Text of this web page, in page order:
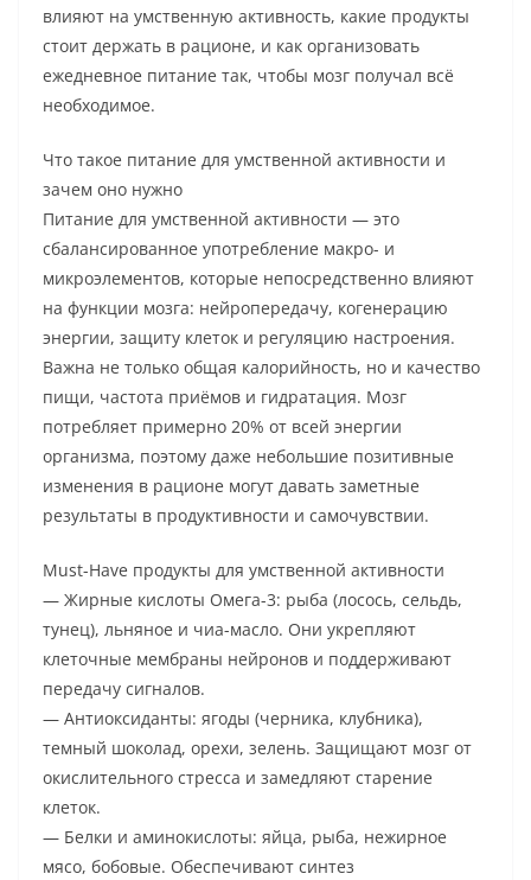
влияют на умственную активность, какие продукты
стоит держать в рационе, и как организовать
ежедневное питание так, чтобы мозг получал всё
необходимое.
Что такое питание для умственной активности и
зачем оно нужно
Питание для умственной активности — это
сбалансированное употребление макро- и
микроэлементов, которые непосредственно влияют
на функции мозга: нейропередачу, когенерацию
энергии, защиту клеток и регуляцию настроения.
Важна не только общая калорийность, но и качество
пищи, частота приёмов и гидратация. Мозг
потребляет примерно 20% от всей энергии
организма, поэтому даже небольшие позитивные
изменения в рационе могут давать заметные
результаты в продуктивности и самочувствии.
Must-Have продукты для умственной активности
— Жирные кислоты Омега-3: рыба (лосось, сельдь,
тунец), льняное и чиа-масло. Они укрепляют
клеточные мембраны нейронов и поддерживают
передачу сигналов.
— Антиоксиданты: ягоды (черника, клубника),
темный шоколад, орехи, зелень. Защищают мозг от
окислительного стресса и замедляют старение
клеток.
— Белки и аминокислоты: яйца, рыба, нежирное
мясо, бобовые. Обеспечивают синтез